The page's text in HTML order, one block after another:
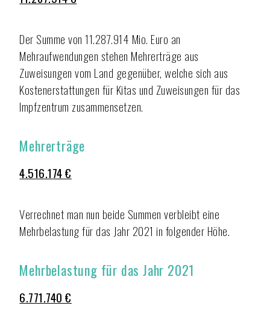
Der Summe von 11.287.914 Mio. Euro an
Mehraufwendungen stehen Mehrerträge aus
Zuweisungen vom Land gegenüber, welche sich aus
Kostenerstattungen für Kitas und Zuweisungen für das
Impfzentrum zusammensetzen.
Mehrerträge
4.516.174 €
Verrechnet man nun beide Summen verbleibt eine
Mehrbelastung für das Jahr 2021 in folgender Höhe.
Mehrbelastung für das Jahr 2021
6.771.740 €